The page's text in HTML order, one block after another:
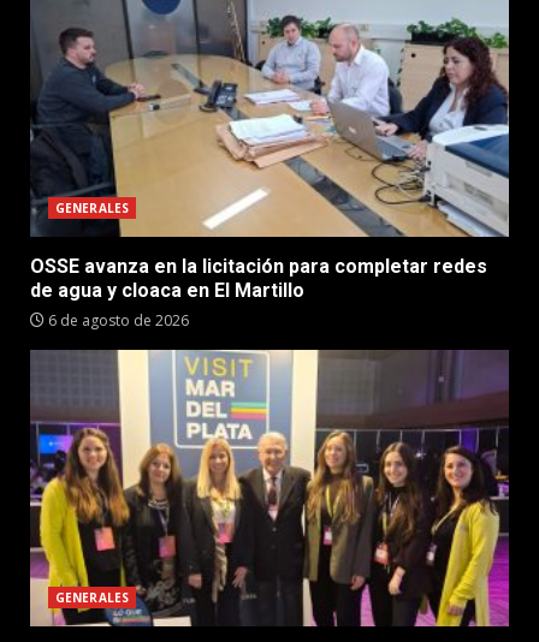
GENERALES
OSSE avanza en la licitación para completar redes
de agua y cloaca en El Martillo
6 de agosto de 2026
GENERALES